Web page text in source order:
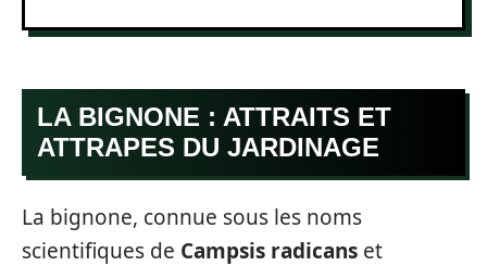
LA BIGNONE : ATTRAITS ET
ATTRAPES DU JARDINAGE
La bignone, connue sous les noms
scientifiques de Campsis radicans et